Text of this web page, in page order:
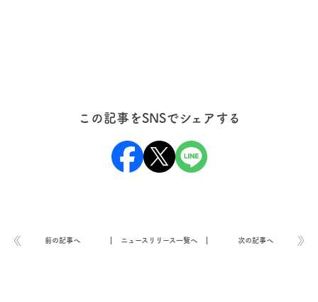
この記事をSNSでシェアする
前の記事へ ニュースリリース一覧へ 次の記事へ